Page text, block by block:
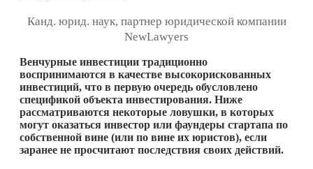
Канд. юрид. наук, партнер юридической компании
NewLawyers
Венчурные инвестиции традиционно
воспринимаются в качестве высокорискованных
инвестиций, что в первую очередь обусловлено
спецификой объекта инвестирования. Ниже
рассматриваются некоторые ловушки, в которых
могут оказаться инвестор или фаундеры стартапа по
собственной вине (или по вине их юристов), если
заранее не просчитают последствия своих действий.